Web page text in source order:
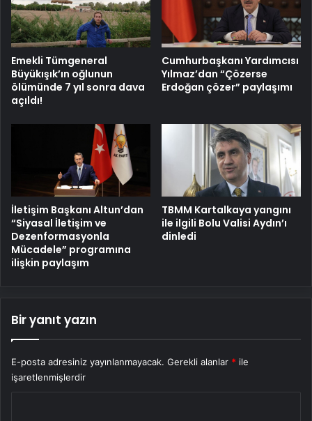
Emekli Tümgeneral
Büyükışık’ın oğlunun
ölümünde 7 yıl sonra dava
açıldı!
Cumhurbaşkanı Yardımcısı
Yılmaz’dan “Çözerse
Erdoğan çözer” paylaşımı
İletişim Başkanı Altun’dan
“Siyasal İletişim ve
Dezenformasyonla
Mücadele” programına
ilişkin paylaşım
TBMM Kartalkaya yangını
ile ilgili Bolu Valisi Aydın’ı
dinledi
Bir yanıt yazın
E-posta adresiniz yayınlanmayacak. Gerekli alanlar * ile
işaretlenmişlerdir